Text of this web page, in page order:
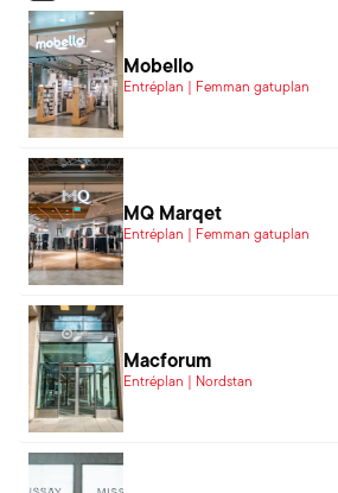
Mobello
Entréplan | Femman gatuplan
MQ Marqet
Entréplan | Femman gatuplan
Macforum
Entréplan | Nordstan